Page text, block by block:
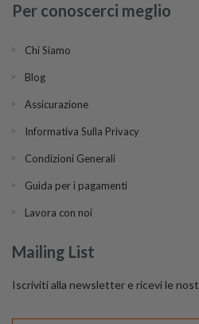
Per conoscerci meglio
Chi Siamo
Blog
Assicurazione
Informativa Sulla Privacy
Condizioni Generali
Guida per i pagamenti
Lavora con noi
Mailing List
Iscriviti alla newsletter e ricevi le